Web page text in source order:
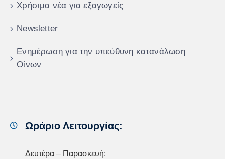
Χρήσιμα νέα για εξαγωγείς
Newsletter
Ενημέρωση για την υπεύθυνη κατανάλωση
Οίνων
Ωράριο Λειτουργίας:
Δευτέρα – Παρασκευή: